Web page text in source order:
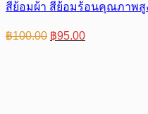
สีย้อมผ้า สีย้อมร้อนคุณภาพสู
฿100.00 Original
price
฿95.00Current
price